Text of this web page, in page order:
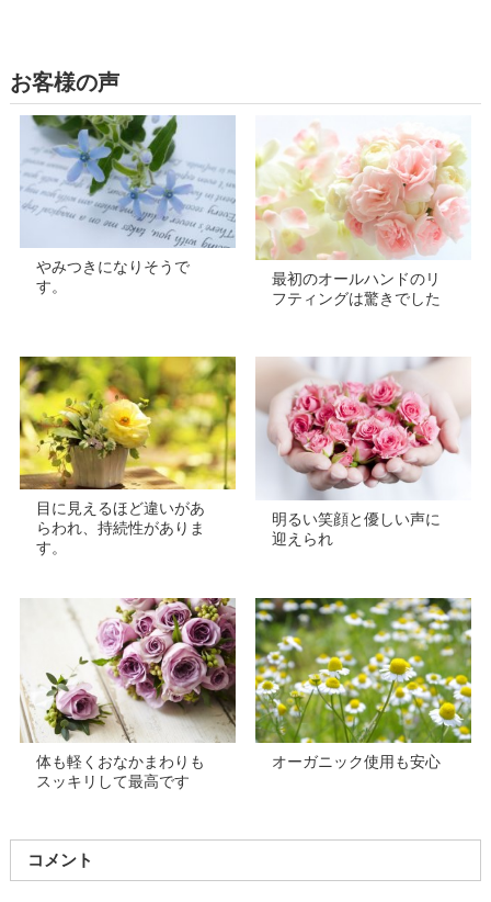
お客様の声
やみつきになりそうで
す。
最初のオールハンドのリ
フティングは驚きでした
目に見えるほど違いがあ
らわれ、持続性がありま
す。
明るい笑顔と優しい声に
迎えられ
体も軽くおなかまわりも
スッキリして最高です
オーガニック使用も安心
コメント